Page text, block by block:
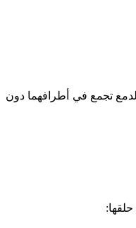
تجمع في أطرافهما دون